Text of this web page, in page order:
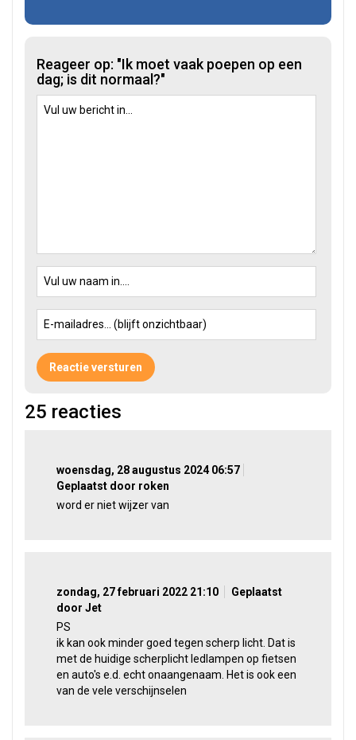
Reageer op: "Ik moet vaak poepen op een
dag; is dit normaal?"
25 reacties
woensdag, 28 augustus 2024 06:57
Geplaatst door roken
word er niet wijzer van
zondag, 27 februari 2022 21:10
Geplaatst
door Jet
PS
ik kan ook minder goed tegen scherp licht. Dat is
met de huidige scherplicht ledlampen op fietsen
en auto's e.d. echt onaangenaam. Het is ook een
van de vele verschijnselen